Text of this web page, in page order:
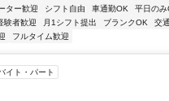
ター歓迎 シフト自由 車通勤OK 平日のみ
験者歓迎 月1シフト提出 ブランクOK
交
フルタイム歓迎
イト・パート